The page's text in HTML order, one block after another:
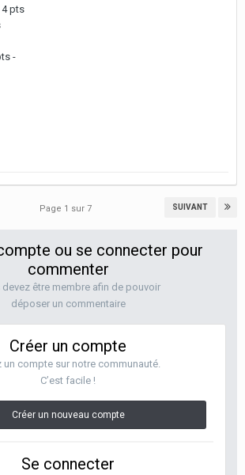
4 pts
-
SUIVANT
Page 1 sur 7
ou se connecter pour
commenter
devez être membre afin de pouvoir
déposer un commentaire
Créer un compte
un compte sur notre communauté.
C’est facile !
Créer un nouveau compte
Se connecter